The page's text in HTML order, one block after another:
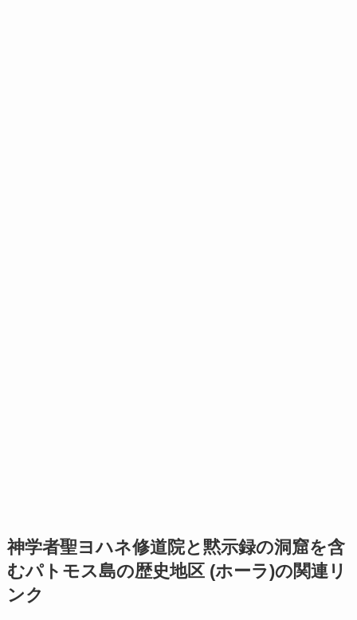
神学者聖ヨハネ修道院と黙示録の洞窟を含
むパトモス島の歴史地区 (ホーラ)の関連リ
ンク